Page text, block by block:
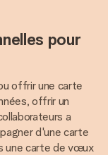
pour
offrir une carte
offrir un
a
d'une carte
une carte de vœux